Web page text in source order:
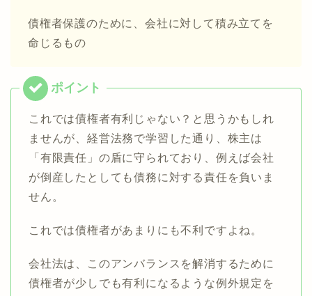
債権者保護のために、会社に対して積み立てを
命じるもの
これでは債権者有利じゃない？と思うかもしれ
ませんが、経営法務で学習した通り、株主は
「有限責任」の盾に守られており、例えば会社
が倒産したとしても債務に対する責任を負いま
せん。
これでは債権者があまりにも不利ですよね。
会社法は、このアンバランスを解消するために
債権者が少しでも有利になるような例外規定を